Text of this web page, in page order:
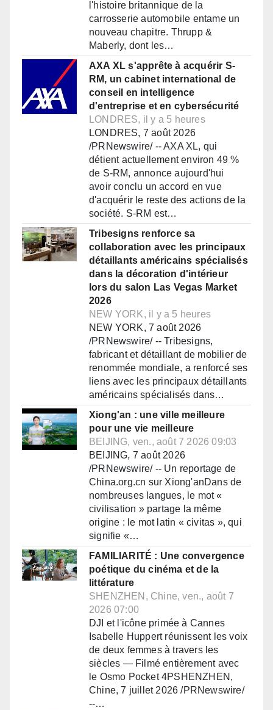
l'histoire britannique de la
carrosserie automobile entame un
nouveau chapitre. Thrupp &
Maberly, dont les…
AXA XL s'apprête à acquérir S-
RM, un cabinet international de
conseil en intelligence
d'entreprise et en cybersécurité
LONDRES, il y a 5 heures
LONDRES, 7 août 2026
/PRNewswire/ -- AXA XL, qui
détient actuellement environ 49 %
de S-RM, annonce aujourd'hui
avoir conclu un accord en vue
d'acquérir le reste des actions de la
société. S-RM est…
Tribesigns renforce sa
collaboration avec les principaux
détaillants américains spécialisés
dans la décoration d'intérieur
lors du salon Las Vegas Market
2026
NEW YORK, il y a 5 heures
NEW YORK, 7 août 2026
/PRNewswire/ -- Tribesigns,
fabricant et détaillant de mobilier de
renommée mondiale, a renforcé ses
liens avec les principaux détaillants
américains spécialisés dans…
Xiong'an : une ville meilleure
pour une vie meilleure
BEIJING, ven., août 7 2026 09:03
BEIJING, 7 août 2026
/PRNewswire/ -- Un reportage de
China.org.cn sur Xiong'anDans de
nombreuses langues, le mot «
civilisation » partage la même
origine : le mot latin « civitas », qui
signifie «…
FAMILIARITÉ : Une convergence
poétique du cinéma et de la
littérature
SHENZHEN, Chine, ven., août 7
2026 07:00
DJI et l'icône primée à Cannes
Isabelle Huppert réunissent les voix
de deux femmes à travers les
siècles — Filmé entièrement avec
le Osmo Pocket 4PSHENZHEN,
Chine, 7 juillet 2026 /PRNewswire/
--…